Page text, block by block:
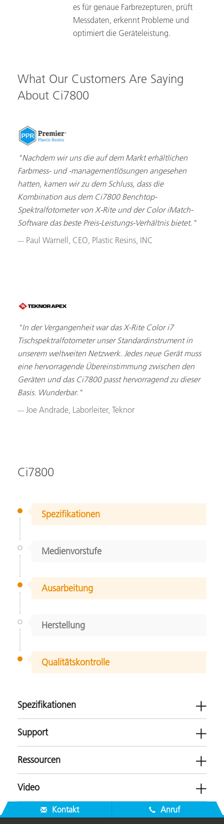
es für genaue Farbrezepturen, prüft
Messdaten, erkennt Probleme und
optimiert die Geräteleistung.
What Our Customers Are Saying
About Ci7800
"Nachdem wir uns die auf dem Markt erhältlichen
Farbmess- und -managementlösungen angesehen
hatten, kamen wir zu dem Schluss, dass die
Kombination aus dem Ci7800 Benchtop-
Spektralfotometer von X-Rite und der Color iMatch-
Software das beste Preis-Leistungs-Verhältnis bietet."
Paul Warnell, CEO, Plastic Resins, INC
"In der Vergangenheit war das X-Rite Color i7
Tischspektralfotometer unser Standardinstrument in
unserem weltweiten Netzwerk. Jedes neue Gerät muss
eine hervorragende Übereinstimmung zwischen den
Geräten und das Ci7800 passt hervorragend zu dieser
Basis. Wunderbar."
Joe Andrade, Laborleiter, Teknor
Ci7800
Spezifikationen
Medienvorstufe
Ausarbeitung
Herstellung
Qualitätskontrolle
Spezifikationen
Support
Software
NetProfiler 3 v3.6.2.2
Ressourcen
Broschüren
Video
Kontakt Anruf